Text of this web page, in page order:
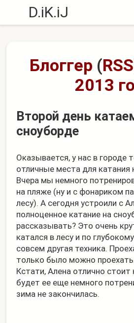
D.iK.iJ
Блоггер (RSS
2013
Второй день
сноуборде
Оказывается, у нас в городе
отличные места для катания
Вчера мы немного
на пляже (ну и с фонариком
лесу). А сегодня устроили с
полноценное катание на
рассказывать? Это очень
катался в лесу и по
совсем другая техника.
только было можно
Кстати, Алена отлично
будет ее еще немного
зима не закончилась.